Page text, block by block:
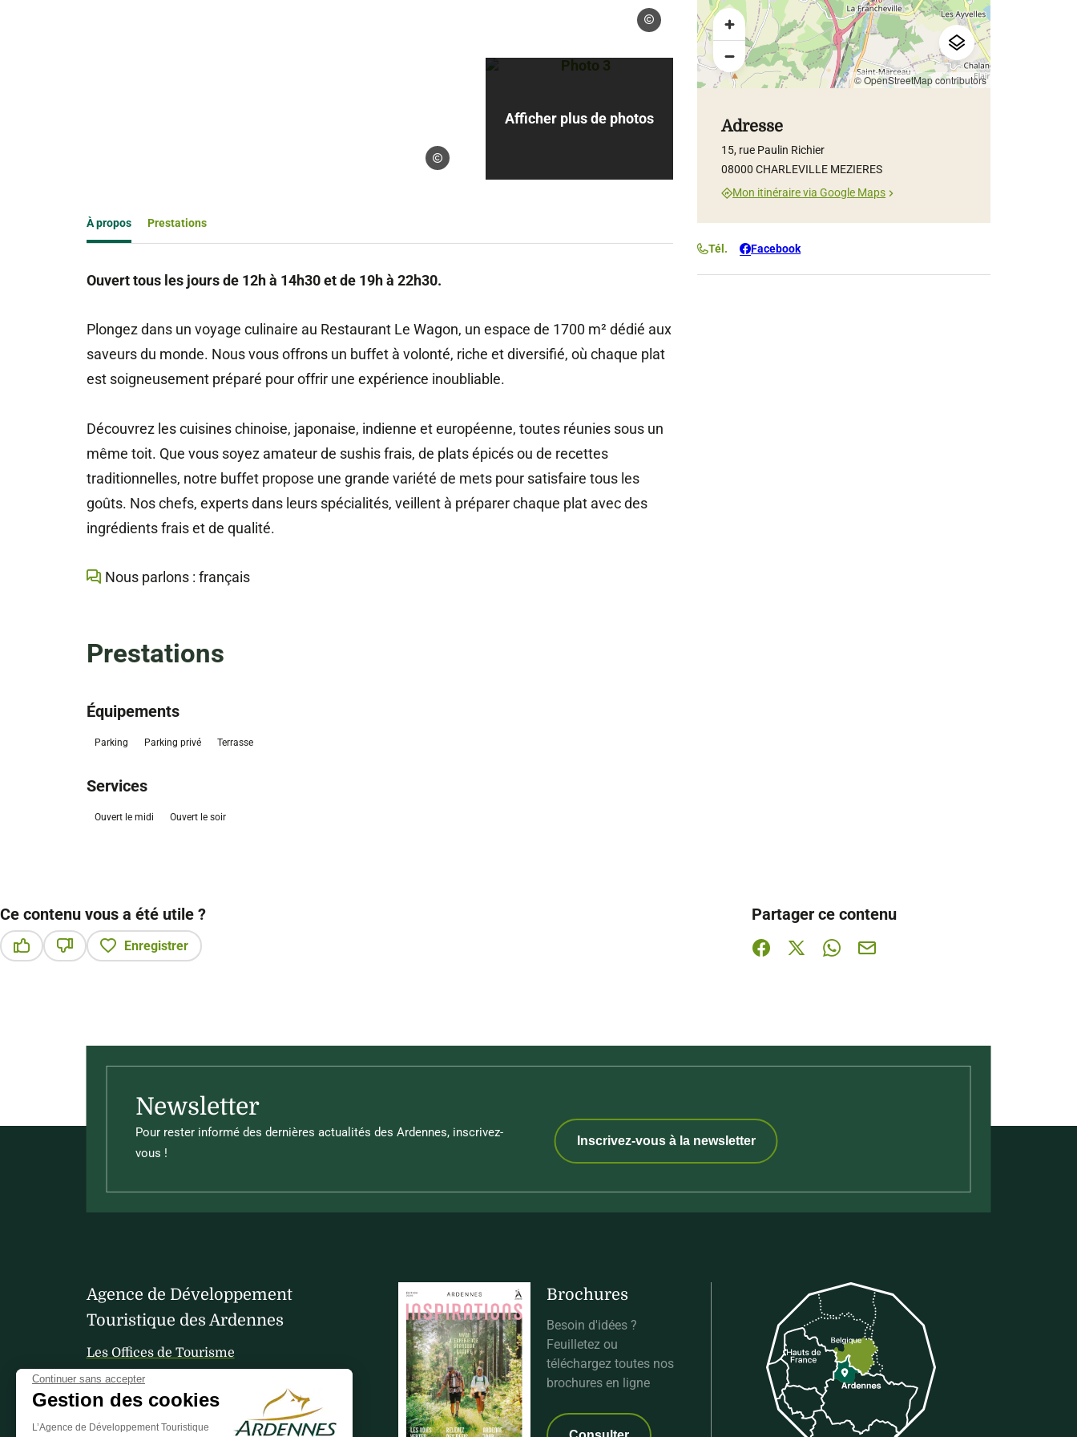
Droits gérés
Droits gérés
Afficher plus de photos
Photo 3, © Droits gérés
À propos Prestations
Ouvert tous les jours de 12h à 14h30 et de 19h à 22h30.
Plongez dans un voyage culinaire au Restaurant Le Wagon, un espace de 1700 m² dédié aux
saveurs du monde. Nous vous offrons un buffet à volonté, riche et diversifié, où chaque plat
est soigneusement préparé pour offrir une expérience inoubliable.
Découvrez les cuisines chinoise, japonaise, indienne et européenne, toutes réunies sous un
même toit. Que vous soyez amateur de sushis frais, de plats épicés ou de recettes
traditionnelles, notre buffet propose une grande variété de mets pour satisfaire tous les
goûts. Nos chefs, experts dans leurs spécialités, veillent à préparer chaque plat avec des
ingrédients frais et de qualité.
Nous parlons : français
Prestations
Équipements
Parking Parking privé Terrasse
Services
Ouvert le midi Ouvert le soir
© OpenStreetMap contributors
Adresse
15, rue Paulin Richier
08000 CHARLEVILLE MEZIERES
Mon itinéraire via Google Maps
Tél. Facebook
Ce contenu vous a été utile ?
Enregistrer
Partager ce contenu
Partager sur Facebook (nouvelle fenêtre)
Partager sur X / Twitter (nouvelle fenêtre)
Partager sur WhatsApp
Partager par mail
Newsletter
Pour rester informé des dernières actualités des Ardennes, inscrivez-
vous !
Inscrivez-vous à la newsletter
Agence de Développement
Touristique des Ardennes
Les Offices de Tourisme
Votre avis nous interesse
Brochures
Besoin d'idées ?
Feuilletez ou
téléchargez toutes nos
brochures en ligne
Continuer sans accepter
Gestion des cookies
L’Agence de Développement Touristique